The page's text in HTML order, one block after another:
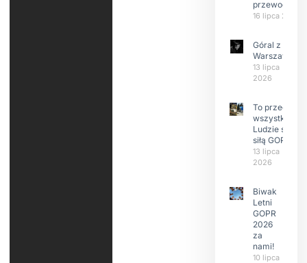
16 lipca 2026
Góral z
Warszawy.
13 lipca
2026
To przede
wszystkim
Ludzie są
siłą GOPR
13 lipca
2026
Biwak
Letni
GOPR
2026
za
nami!
10 lipca